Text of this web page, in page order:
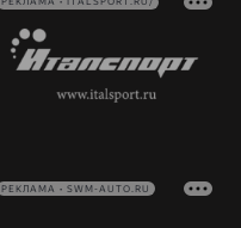
РЕКЛАМА • SWM-AUTO.RU